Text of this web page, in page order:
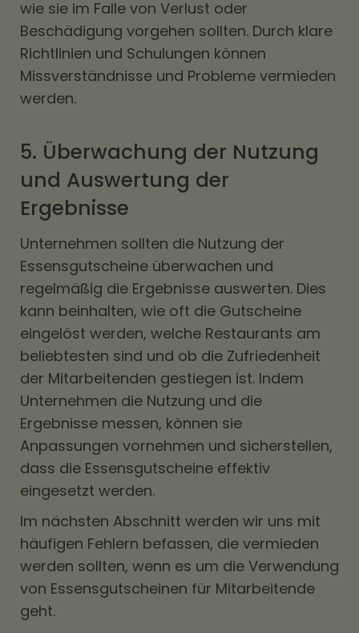
wie sie im Falle von Verlust oder
Beschädigung vorgehen sollten. Durch klare
Richtlinien und Schulungen können
Missverständnisse und Probleme vermieden
werden.
5. Überwachung der Nutzung
und Auswertung der
Ergebnisse
Unternehmen sollten die Nutzung der
Essensgutscheine überwachen und
regelmäßig die Ergebnisse auswerten. Dies
kann beinhalten, wie oft die Gutscheine
eingelöst werden, welche Restaurants am
beliebtesten sind und ob die Zufriedenheit
der Mitarbeitenden gestiegen ist. Indem
Unternehmen die Nutzung und die
Ergebnisse messen, können sie
Anpassungen vornehmen und sicherstellen,
dass die Essensgutscheine effektiv
eingesetzt werden.
Im nächsten Abschnitt werden wir uns mit
häufigen Fehlern befassen, die vermieden
werden sollten, wenn es um die Verwendung
von Essensgutscheinen für Mitarbeitende
geht.